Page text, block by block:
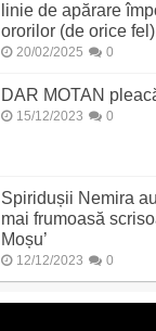
linie de apărare
ororilor (de orice
20/02/2025 0
DAR MOTAN
15/12/2023 0
Spiridușii Nemira
mai frumoasă
Moșu’
12/12/2023 0